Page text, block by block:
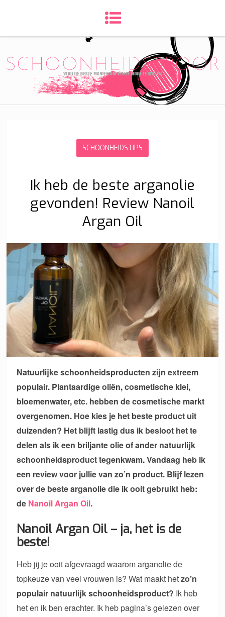
SCHOONHEIDSTIPS
Ik heb de beste arganolie
gevonden! Review Nanoil
Argan Oil
Natuurlijke schoonheidsproducten zijn extreem
populair. Plantaardige oliën, cosmetische klei,
bloemenwater, etc. hebben de cosmetische markt
overgenomen. Hoe kies je het beste product uit
duizenden? Het blijft lastig dus ik besloot het te
delen als ik een briljante olie of ander natuurlijk
schoonheidsproduct tegenkwam. Vandaag heb ik
een review voor jullie van zo’n product. Blijf lezen
over de beste arganolie die ik ooit gebruikt heb:
de Nanoil Argan Oil.
Nanoil Argan Oil – ja, het is de
beste!
Heb jij je ooit afgevraagd waarom arganolie de
topkeuze van veel vrouwen is? Wat maakt hetzo’n
populair natuurlijk schoonheidsproduct? Ik heb
het en ik ben erachter. Ik heb pagina’s gelezen over